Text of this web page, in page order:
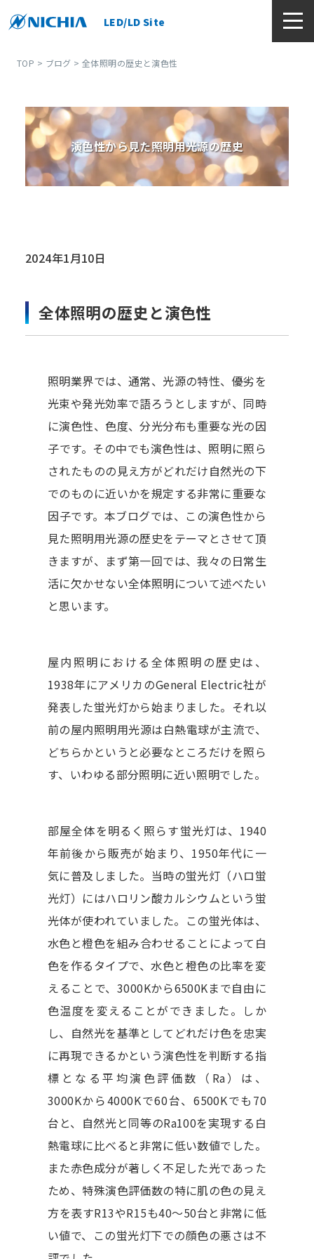
LED/LD Site
TOP > ブログ > 全体照明の歴史と演色性
演色性から見た照明用光源の歴史
2024年1月10日
全体照明の歴史と演色性
照明業界では、通常、光源の特性、優劣を
光束や発光効率で語ろうとしますが、同時
に演色性、色度、分光分布も重要な光の因
子です。その中でも演色性は、照明に照ら
されたものの見え方がどれだけ自然光の下
でのものに近いかを規定する非常に重要な
因子です。本ブログでは、この演色性から
見た照明用光源の歴史をテーマとさせて頂
きますが、まず第一回では、我々の日常生
活に欠かせない全体照明について述べたい
と思います。
屋内照明における全体照明の歴史は、
1938年にアメリカのGeneral Electric社が
発表した蛍光灯から始まりました。それ以
前の屋内照明用光源は白熱電球が主流で、
どちらかというと必要なところだけを照ら
す、いわゆる部分照明に近い照明でした。
部屋全体を明るく照らす蛍光灯は、1940
年前後から販売が始まり、1950年代に一
気に普及しました。当時の蛍光灯（ハロ蛍
光灯）にはハロリン酸カルシウムという蛍
光体が使われていました。この蛍光体は、
水色と橙色を組み合わせることによって白
色を作るタイプで、水色と橙色の比率を変
えることで、3000Kから6500Kまで自由に
色温度を変えることができました。しか
し、自然光を基準としてどれだけ色を忠実
に再現できるかという演色性を判断する指
標となる平均演色評価数（Ra）は、
3000Kから4000Kで60台、6500Kでも70
台と、自然光と同等のRa100を実現する白
熱電球に比べると非常に低い数値でした。
また赤色成分が著しく不足した光であった
ため、特殊演色評価数の特に肌の色の見え
方を表すR13やR15も40～50台と非常に低
い値で、この蛍光灯下での顔色の悪さは不